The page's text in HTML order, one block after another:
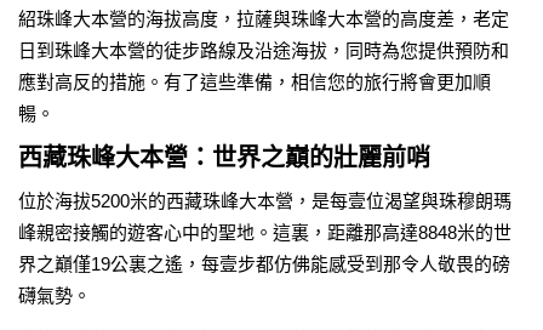
紹珠峰大本營的海拔高度，拉薩與珠峰大本營的高度差，老定
日到珠峰大本營的徒步路線及沿途海拔，同時為您提供預防和
應對高反的措施。有了這些準備，相信您的旅行將會更加順
暢。
西藏珠峰大本營：世界之巔的壯麗前哨
位於海拔5200米的西藏珠峰大本營，是每壹位渴望與珠穆朗瑪
峰親密接觸的遊客心中的聖地。這裏，距離那高達8848米的世
界之巔僅19公裏之遙，每壹步都仿佛能感受到那令人敬畏的磅
礴氣勢。